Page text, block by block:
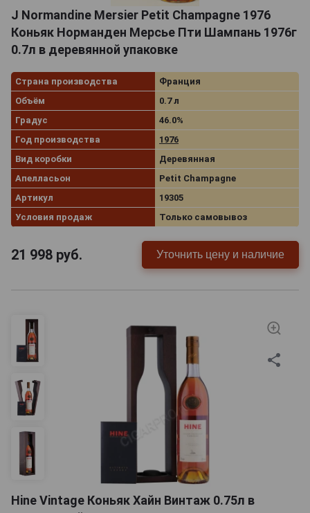
J Normandine Mersier Petit Champagne 1976
Коньяк Норманден Мерсье Пти Шампань 1976г
0.7л в деревянной упаковке
Страна производства
Франция
Объём
0.7 л
Градус
46.0%
Год производства
1976
Вид коробки
Деревянная
Апелласьон
Petit Champagne
Артикул
19305
Условия продаж
Только самовывоз
21 998 руб. Уточнить цену и наличие
Hine Vintage Коньяк Хайн Винтаж 0.75л в